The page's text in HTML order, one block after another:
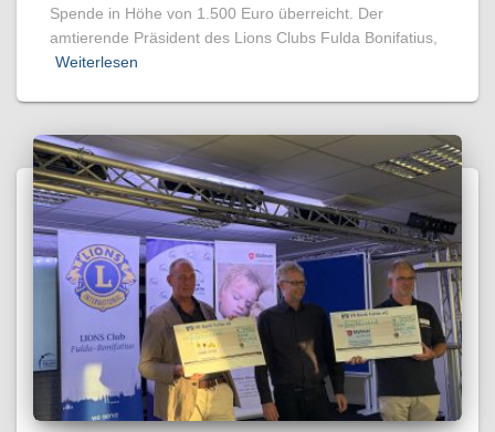
Spende in Höhe von 1.500 Euro überreicht. Der
amtierende Präsident des Lions Clubs Fulda Bonifatius,
Weiterlesen